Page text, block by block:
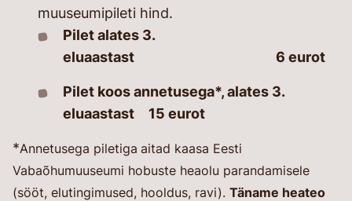
muuseumipileti hind.
Pilet alates 3.
eluaastast 6 eurot
Pilet koos annetusega*, alates 3.
eluaastast 15 eurot
*Annetusega piletiga aitad kaasa Eesti
Vabaõhumuuseumi hobuste heaolu parandamisele
(sööt, elutingimused, hooldus, ravi). Täname heateo